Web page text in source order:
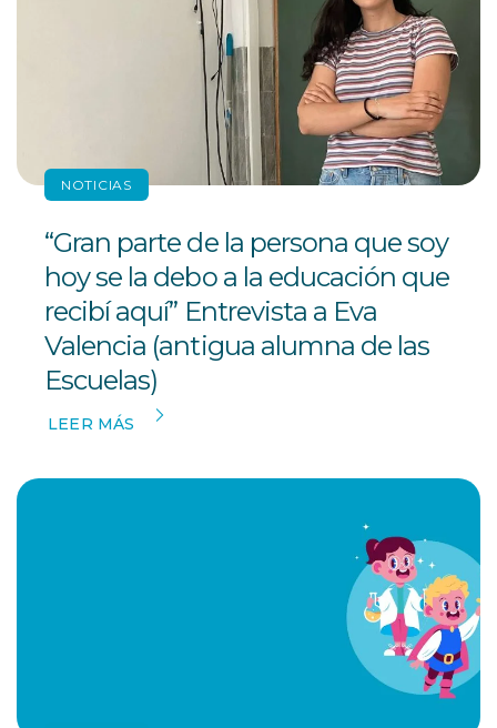
NOTICIAS
“Gran parte de la persona que soy
hoy se la debo a la educación que
recibí aquí” Entrevista a Eva
Valencia (antigua alumna de las
Escuelas)
LEER MÁS